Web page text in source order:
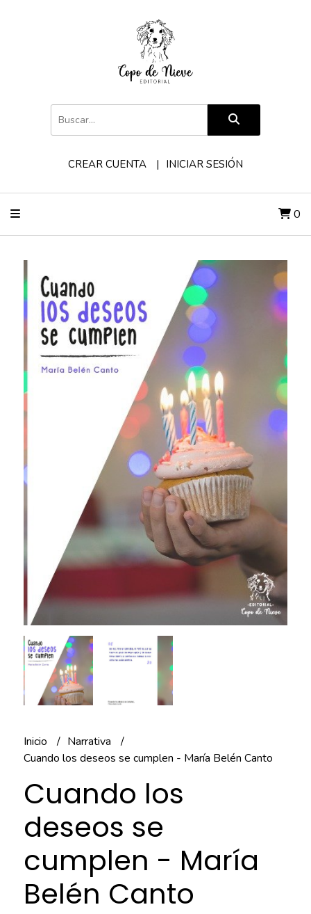
CREAR CUENTA INICIAR SESIÓN
0
Inicio
Narrativa
Cuando los deseos se cumplen - María Belén Canto
Cuando los
deseos se
cumplen - María
Belén Canto